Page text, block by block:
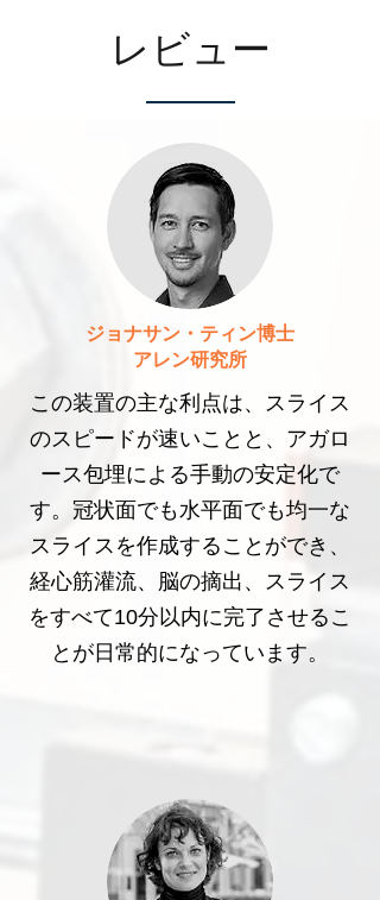
レビュー
ジョナサン・ティン博士
アレン研究所
この装置の主な利点は、スライス
のスピードが速いことと、アガロ
ース包埋による手動の安定化で
す。冠状面でも水平面でも均一な
スライスを作成することができ、
経心筋灌流、脳の摘出、スライス
をすべて10分以内に完了させるこ
とが日常的になっています。